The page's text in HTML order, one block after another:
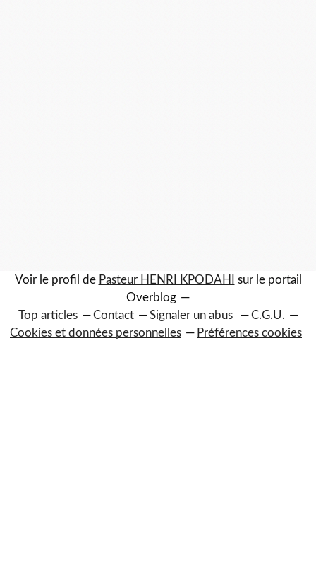
Voir le profil de Pasteur HENRI KPODAHI
sur le portail
Overblog
Top articles
Contact Signaler un abus
C.G.U.
Cookies et données personnelles
Préférences cookies